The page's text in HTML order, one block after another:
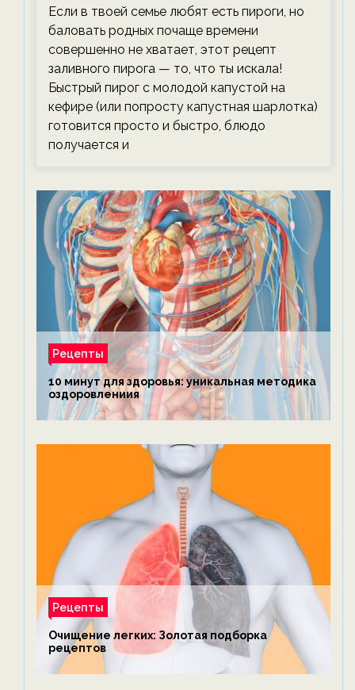
Если в твоей семье любят есть пироги, но
баловать родных почаще времени
совершенно не хватает, этот рецепт
заливного пирога — то, что ты искала!
Быстрый пирог с молодой капустой на
кефире (или попросту капустная шарлотка)
готовится просто и быстро, блюдо
получается и
Рецепты
10 минут для здоровья: уникальная методика
оздоровлениия
Рецепты
Очищение легких: Золотая подборка
рецептов